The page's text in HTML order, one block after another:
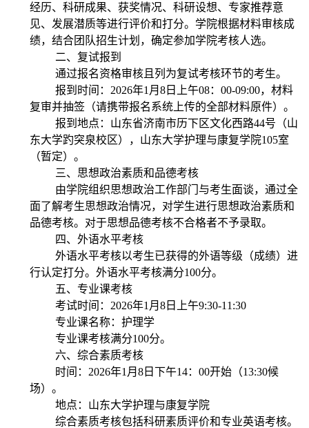
经历、科研成果、获奖情况、科研设想、专家推荐意
见、发展潜质等进行评价和打分。学院根据材料审核成
绩，结合团队招生计划，确定参加学院考核人选。
二、复试报到
通过报名资格审核且列为复试考核环节的考生。
报到时间： 2026年1 月 8 日上午08： 00-09:00，材料
复审并抽签（请携带报名系统上传的全部材料原件）。
报到地点：山东省济南市历下区文化西路44号（山
东大学趵突泉校区），山东大学护理与康复学院105室
（暂定）。
三、思想政治素质和品德考核
由学院组织思想政治工作部门与考生面谈， 通过全
面了解考生思想政治情况，对学生进行思想政治素质和
品德考核。 对于思想品德考核不合格者不予录取。
四、外语水平考核
外语水平考核以考生已获得的外语等级（成绩）进
行认定打分。外语水平考核满分100分。
五、专业课考核
考试时间： 2026年1 月 8 日上午9:30-11:30
专业课名称：护理学
专业课考核满分100分。
六、综合素质考核
时间： 2026年1 月 8 日下午14：00开始（13:30候
场）。
地点：山东大学护理与康复学院
综合素质考核包括科研素质评价和专业英语考核。